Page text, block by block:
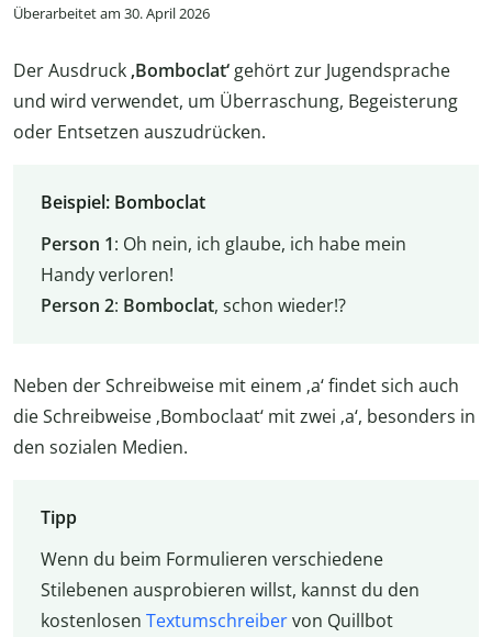
Überarbeitet am 30. April 2026
Der Ausdruck ‚Bomboclat‘ gehört zur Jugendsprache
und wird verwendet, um Überraschung, Begeisterung
oder Entsetzen auszudrücken.
Beispiel: Bomboclat
Person 1: Oh nein, ich glaube, ich habe mein
Handy verloren!
Person 2: Bomboclat, schon wieder!?
Neben der Schreibweise mit einem ‚a‘ findet sich auch
die Schreibweise ‚Bomboclaat‘ mit zwei ‚a‘, besonders in
den sozialen Medien.
Tipp
Wenn du beim Formulieren verschiedene
Stilebenen ausprobieren willst, kannst du den
kostenlosen Textumschreibervon Quillbot